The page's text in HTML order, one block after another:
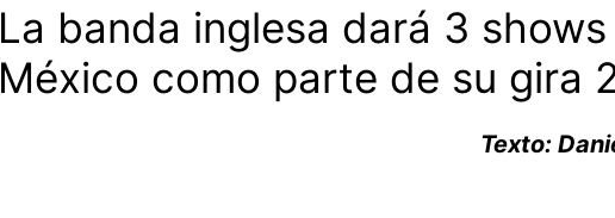
La banda inglesa dará 3 shows
México como parte de su gira
Texto: